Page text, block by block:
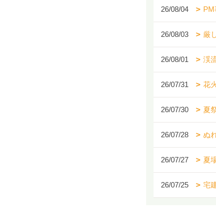
26/08/04 PM
26/08/03 厳
26/08/01 渓
26/07/31 花
26/07/30 夏
26/07/28 ぬ
26/07/27 夏
26/07/25 宅